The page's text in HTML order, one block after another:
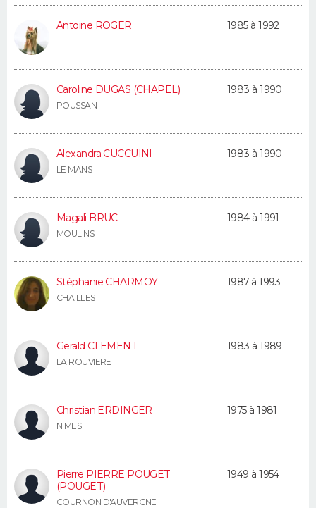
Bricolage
Lifestyle
Culture
Sport
Auto
Television
Voyage
Cinema
Antoine ROGER 1985 à 1992
Caroline DUGAS (CHAPEL)
POUSSAN
1983 à 1990
Alexandra CUCCUINI
LE MANS
1983 à 1990
Magali BRUC
MOULINS
1984 à 1991
Stéphanie CHARMOY
CHAILLES
1987 à 1993
Gerald CLEMENT
LA ROUVIERE
1983 à 1989
Christian ERDINGER
NIMES
1975 à 1981
Pierre PIERRE POUGET
(POUGET)
COURNON D'AUVERGNE
1949 à 1954